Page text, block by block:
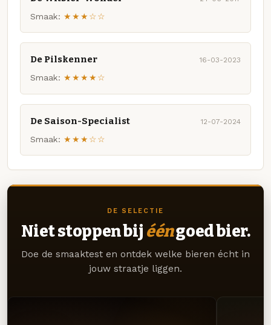
Smaak: ★★★☆☆
De Pilskenner 16-03-2023
Smaak: ★★★★☆
De Saison-Specialist 12-07-2024
Smaak: ★★★☆☆
DE SELECTIE
Niet stoppen bij ééngoed bier.
Doe de smaaktest en ontdek welke bieren écht in
jouw straatje liggen.